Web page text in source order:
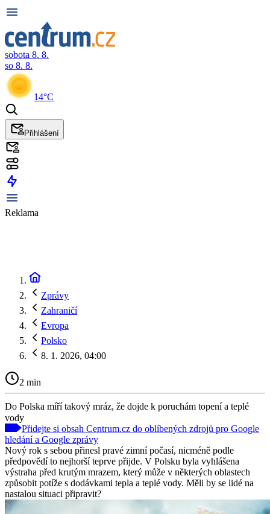
sobota 8. 8.
so 8. 8.
14°C
Přihlášení
Reklama
Zprávy
Zahraničí
Evropa
Polsko
8. 1. 2026, 04:00
2 min
Do Polska míří takový mráz, že dojde k poruchám topení a teplé
vody
Přidejte si obsah Centrum.cz do oblíbených zdrojů pro Google
hledání a Google zprávy
Nový rok s sebou přinesl pravé zimní počasí, nicméně podle
předpovědí to nejhorší teprve přijde. V Polsku byla vyhlášena
výstraha před krutým mrazem, který může v některých oblastech
způsobit potíže s dodávkami tepla a teplé vody. Měli by se lidé na
nastalou situaci připravit?